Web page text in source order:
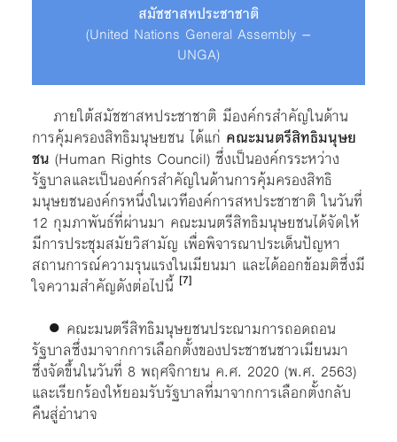
สมัชชาสหประชาชาติ
(United Nations General Assembly –
UNGA)
ภายใต้สมัชชาสหประชาชาติ มีองค์กรสำคัญในด้าน
การคุ้มครองสิทธิมนุษยชน ได้แก่ คณะมนตรีสิทธิมนุษย
ชน (Human Rights Council) ซึ่งเป็นองค์กรระหว่าง
รัฐบาลและเป็นองค์กรสำคัญในด้านการคุ้มครองสิทธิ
มนุษยชนองค์กรหนึ่งในเวทีองค์การสหประชาชาติ ในวันที่
12 กุมภาพันธ์ที่ผ่านมา คณะมนตรีสิทธิมนุษยชนได้จัดให้
มีการประชุมสมัยวิสามัญ เพื่อพิจารณาประเด็นปัญหา
สถานการณ์ความรุนแรงในเมียนมา และได้ออกข้อมติซึ่งมี
ใจความสำคัญดังต่อไปนี้ [7]
● คณะมนตรีสิทธิมนุษยชนประณามการถอดถอน
รัฐบาลซึ่งมาจากการเลือกตั้งของประชาชนชาวเมียนมา
ซึ่งจัดขึ้นในวันที่ 8 พฤศจิกายน ค.ศ. 2020 (พ.ศ. 2563)
และเรียกร้องให้ยอมรับรัฐบาลที่มาจากการเลือกตั้งกลับ
คืนสู่อำนาจ